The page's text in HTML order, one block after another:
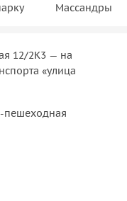
Массандры
12/2К3 — на
«улица
пешеходная